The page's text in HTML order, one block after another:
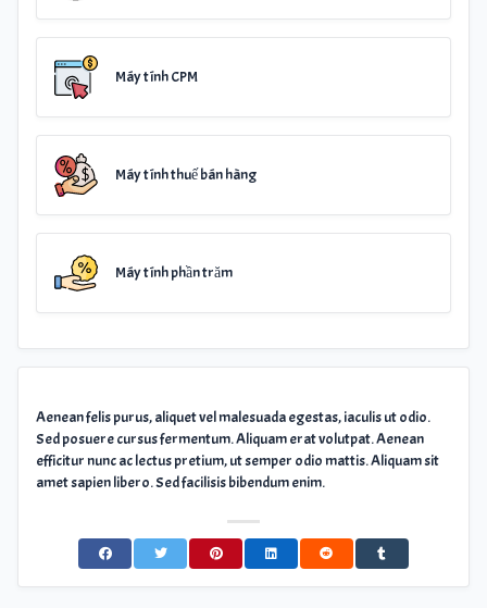
Máy tính CPM
Máy tính thuế bán hàng
Máy tính phần trăm
Aenean felis purus, aliquet vel malesuada egestas, iaculis ut odio.
Sed posuere cursus fermentum. Aliquam erat volutpat. Aenean
efficitur nunc ac lectus pretium, ut semper odio mattis. Aliquam sit
amet sapien libero. Sed facilisis bibendum enim.